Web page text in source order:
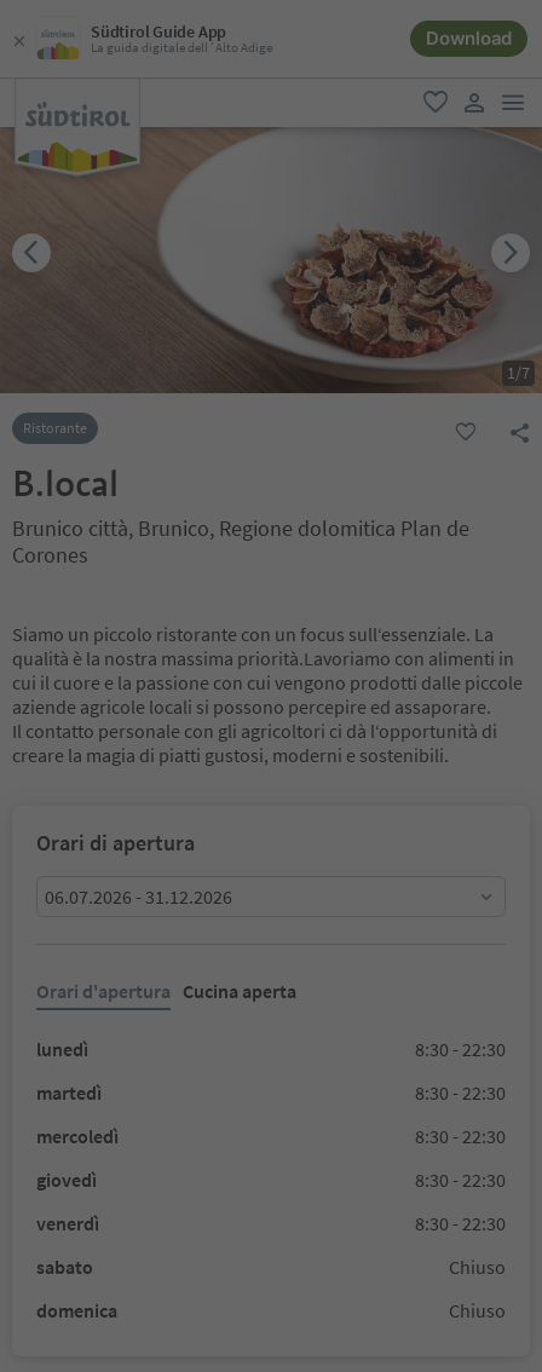
Südtirol Guide App
La guida digitale dell´Alto Adige Download
favoriti
user link
1/7
Ristorante
B.local
Brunico città, Brunico, Regione dolomitica Plan de
Corones
Siamo un piccolo ristorante con un focus sull‘essenziale. La
qualità è la nostra massima priorità.Lavoriamo con alimenti in
cui il cuore e la passione con cui vengono prodotti dalle piccole
aziende agricole locali si possono percepire ed assaporare.
Il contatto personale con gli agricoltori ci dà l‘opportunità di
creare la magia di piatti gustosi, moderni e sostenibili.
Orari di apertura
06.07.2026 - 31.12.2026
Orari d'apertura Cucina aperta
lunedì
8:30 - 22:30
martedì
8:30 - 22:30
mercoledì
8:30 - 22:30
giovedì
8:30 - 22:30
venerdì
8:30 - 22:30
sabato
Chiuso
domenica
Chiuso